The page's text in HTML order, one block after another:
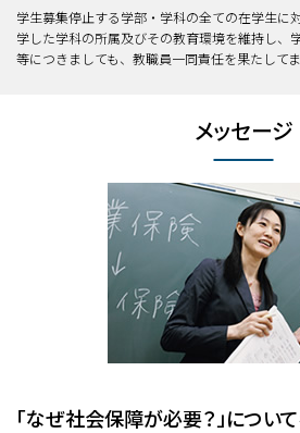
学生募集停止する学部・学科の全ての在学生に
学した学科の所属及びその教育環境を維持し、
等につきましても、教職員一同責任を果たしてま
メッセージ
「なぜ社会保障が必要？」につい